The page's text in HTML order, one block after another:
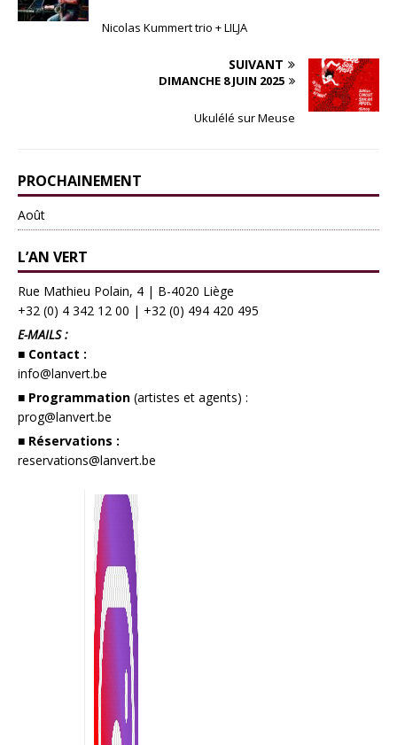
Nicolas Kummert trio + LILJA
SUIVANT
DIMANCHE 8 JUIN 2025
Ukulélé sur Meuse
PROCHAINEMENT
Août
L’AN VERT
Rue Mathieu Polain, 4 | B-4020 Liège
+32 (0) 4 342 12 00 | +32 (0) 494 420 495
E-MAILS :
■ Contact :
info@lanvert.be
■ Programmation (artistes et agents) :
prog@lanvert.be
■ Réservations :
reservations@lanvert.be